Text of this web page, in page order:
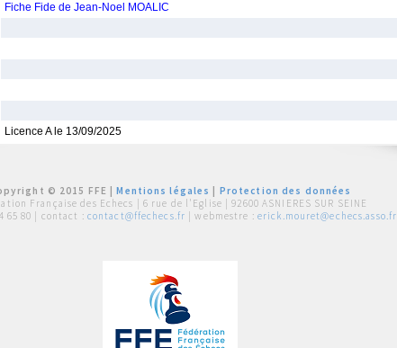
Fiche Fide de Jean-Noel MOALIC
Licence A le 13/09/2025
© 2015 FFE |Mentions légales
Protection des données
Française des Echecs | 6 rue de l'Eglise | 92600 ASNIERES SUR SEINE
65 80 | contact : contact@ffechecs.fr | webmestre : erick.mouret@echecs.asso.fr